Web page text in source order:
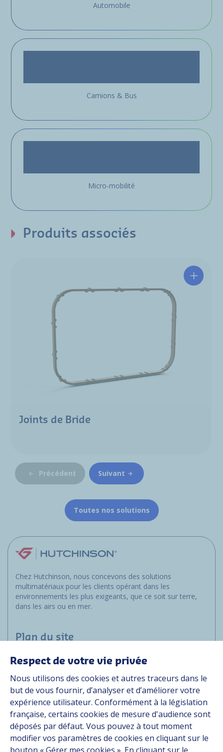
Automobile
Camions & Bus
Micro-mobilité
Produits associés
Joints de Bride
Précédent Suivant
Toutes nos solutions
Chez Hutchinson, nous concevons des solutions
multimatériaux pour les clients opérant dans les
environnements les plus exigeants, que ce soit sur terre,
dans les airs ou en mer.
Plan du site
Applications
Solutions
Ressources
À propos
Carrière
Contact
Respect de votre vie privée
Nous utilisons des cookies et autres traceurs dans le
but de vous fournir, d’analyser et d’améliorer votre
expérience utilisateur. Conformément à la législation
française, certains cookies de mesure d'audience sont
déposés par défaut. Vous pouvez à tout moment
modifier vos paramètres de cookies en cliquant sur le